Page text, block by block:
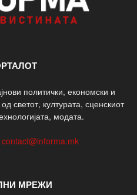
политички, економски и
светот, културата, сценскиот
модата.
contact@informa.mk
МРЕЖИ